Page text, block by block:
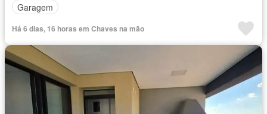
Garagem
Há 6 dias, 16 horas em Chaves na mão